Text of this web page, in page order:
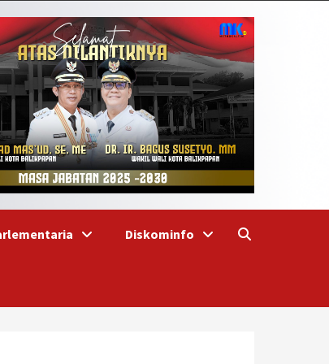
Diskominfo